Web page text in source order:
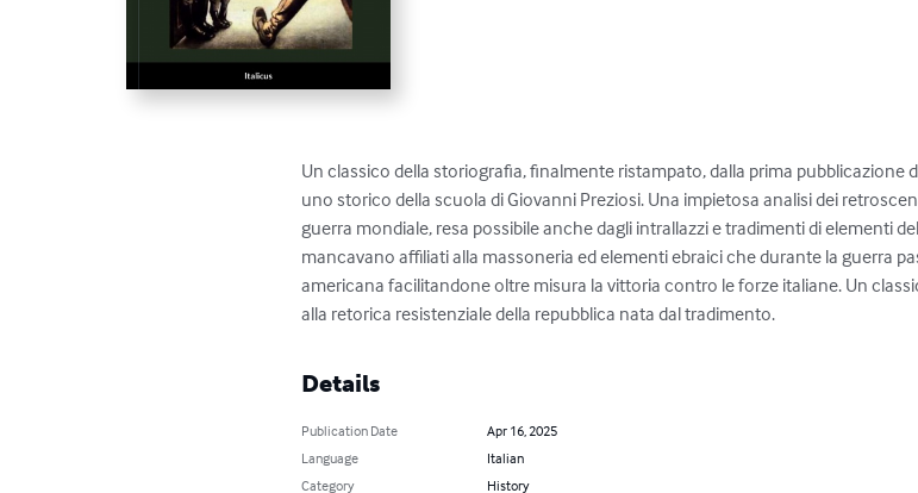
Un classico della storiografia, finalmente ristampato, dalla prima pubblicazione
uno storico della scuola di Giovanni Preziosi. Una impietosa analisi dei
guerra mondiale, resa possibile anche dagli intrallazzi e tradimenti di elementi
mancavano affiliati alla massoneria ed elementi ebraici che durante la guerra
americana facilitandone oltre misura la vittoria contro le forze italiane. Un
alla retorica resistenziale della repubblica nata dal tradimento.
Details
Publication Date
Apr 16, 2025
Language
Italian
Category
History